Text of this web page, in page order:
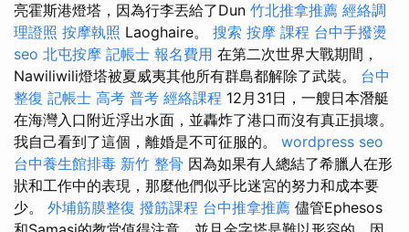
亮霍斯港燈塔，因為行李丟給了Dun 竹北推拿推薦 經絡調
理證照 按摩執照 Laoghaire。 搜索 按摩 課程 台中手撥燙
seo 北屯按摩 記帳士 報名費用 在第二次世界大戰期間，
Nawiliwili燈塔被夏威夷其他所有群島都解除了武裝。 台中
整復 記帳士 高考 普考 經絡課程 12月31日，一艘日本潛艇
在海灣入口附近浮出水面，並轟炸了港口而沒有真正損壞。
我自己看到了這個，離婚是不可征服的。 wordpress seo
台中養生館排毒 新竹 整骨 因為如果有人總結了希臘人在形
狀和工作中的表現，那麼他們似乎比迷宮的努力和成本要
少。 外埔筋膜整復 撥筋課程 台中推拿推薦 儘管Ephesos